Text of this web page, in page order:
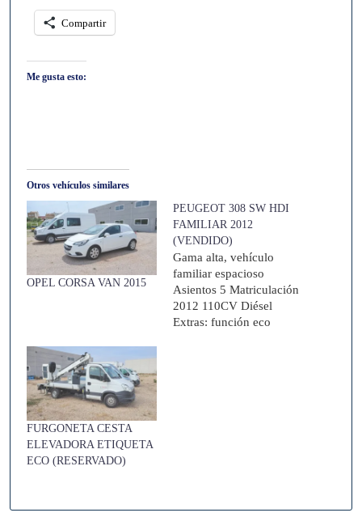
Compartir
Me gusta esto:
Otros vehículos similares
OPEL CORSA VAN 2015
PEUGEOT 308 SW HDI
FAMILIAR 2012
(VENDIDO)
Gama alta, vehículo
familiar espacioso
Asientos 5 Matriculación
2012 110CV Diésel
Extras: función eco
FURGONETA CESTA
ELEVADORA ETIQUETA
ECO (RESERVADO)